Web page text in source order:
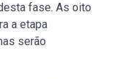
fase. As oito
a etapa
serão